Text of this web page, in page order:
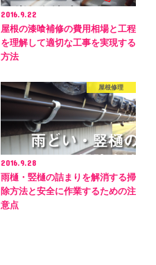
2016.9.22
屋根の漆喰補修の費用相場と工程
を理解して適切な工事を実現する
方法
屋根修理
2016.9.28
雨樋・竪樋の詰まりを解消する掃
除方法と安全に作業するための注
意点